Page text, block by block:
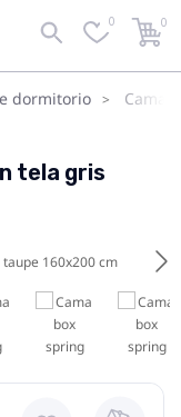
0 0
dormitorio Camas
tela gris